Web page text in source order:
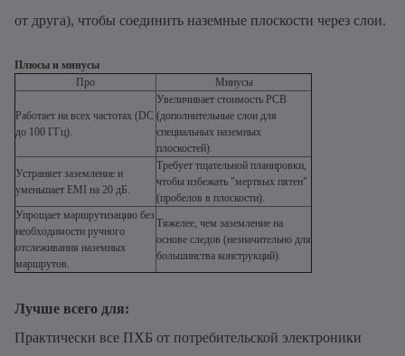
от друга), чтобы соединить наземные плоскости через слои.
Плюсы и минусы
Про
Минусы
Работает на всех частотах (DC
до 100 ГГц).
Увеличивает стоимость PCB
(дополнительные слои для
специальных наземных
плоскостей).
Устраняет заземление и
уменьшает EMI на 20 дБ.
Требует тщательной планировки,
чтобы избежать "мертвых пятен"
(пробелов в плоскости).
Упрощает маршрутизацию без
необходимости ручного
отслеживания наземных
маршрутов.
Тяжелее, чем заземление на
основе следов (незначительно для
большинства конструкций).
Лучше всего для:
Практически все ПХБ от потребительской электроники